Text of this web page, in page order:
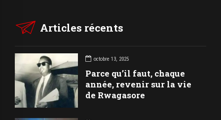
Articles récents
octobre 13, 2025
Parce qu’il faut, chaque
année, revenir sur la vie
de Rwagasore